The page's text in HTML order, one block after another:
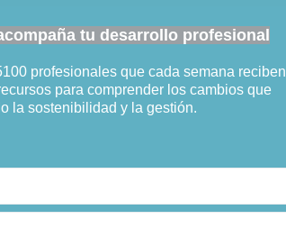
tu desarrollo profesional
profesionales que cada semana reciben
para comprender los cambios que
la sostenibilidad y la gestión.